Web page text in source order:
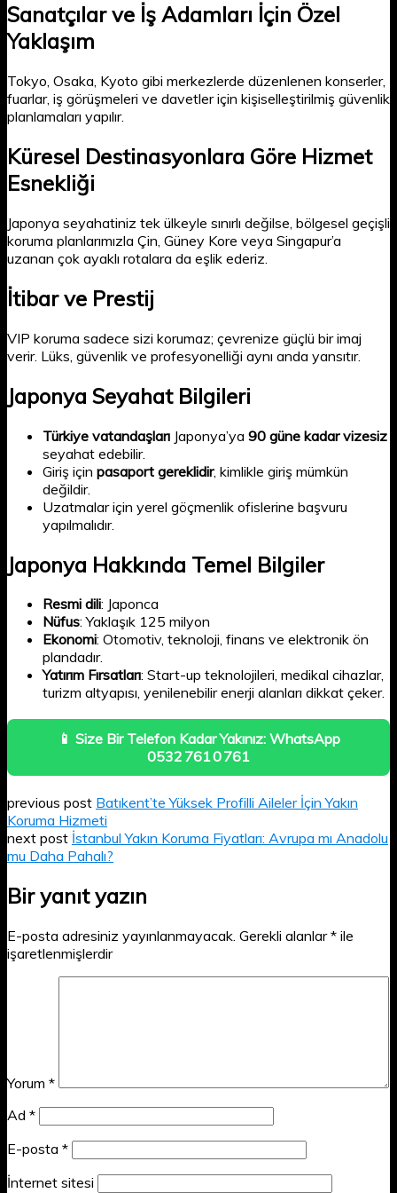
Sanatçılar ve İş Adamları İçin Özel
Yaklaşım
Tokyo, Osaka, Kyoto gibi merkezlerde düzenlenen konserler,
fuarlar, iş görüşmeleri ve davetler için kişiselleştirilmiş güvenlik
planlamaları yapılır.
Küresel Destinasyonlara Göre Hizmet
Esnekliği
Japonya seyahatiniz tek ülkeyle sınırlı değilse, bölgesel geçişli
koruma planlarımızla Çin, Güney Kore veya Singapur’a
uzanan çok ayaklı rotalara da eşlik ederiz.
İtibar ve Prestij
VIP koruma sadece sizi korumaz; çevrenize güçlü bir imaj
verir. Lüks, güvenlik ve profesyonelliği aynı anda yansıtır.
Japonya Seyahat Bilgileri
Türkiye vatandaşları Japonya’ya 90 güne kadar vizesiz
seyahat edebilir.
Giriş için pasaport gereklidir, kimlikle giriş mümkün
değildir.
Uzatmalar için yerel göçmenlik ofislerine başvuru
yapılmalıdır.
Japonya Hakkında Temel Bilgiler
Resmi dili: Japonca
Nüfus: Yaklaşık 125 milyon
Ekonomi: Otomotiv, teknoloji, finans ve elektronik ön
plandadır.
Yatırım Fırsatları: Start-up teknolojileri, medikal cihazlar,
turizm altyapısı, yenilenebilir enerji alanları dikkat çeker.
📱 Size Bir Telefon Kadar Yakınız: WhatsApp
0532 761 0 761
previous post Batıkent’te Yüksek Profilli Aileler İçin Yakın
Koruma Hizmeti
next post İstanbul Yakın Koruma Fiyatları: Avrupa mı Anadolu
mu Daha Pahalı?
Bir yanıt yazın
E-posta adresiniz yayınlanmayacak. Gerekli alanlar* ile
işaretlenmişlerdir
Yorum *
Ad *
E-posta *
İnternet sitesi